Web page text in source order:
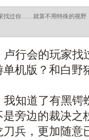
找过你……就算不用特殊的视野
行会的玩家
机版？和白野
知道了有黑锷
旁边的裁决之
兵，更加随意